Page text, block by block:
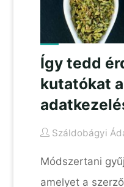
Így tedd
kutatókat
Száldobágyi
Módszertani
amelyet a